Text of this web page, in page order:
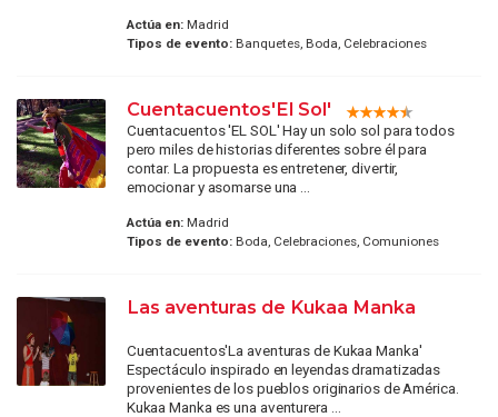
Actúa en:Madrid
Tipos de evento:Banquetes, Boda, Celebraciones
Cuentacuentos'El Sol'
Cuentacuentos 'EL SOL' Hay un solo sol para todos
pero miles de historias diferentes sobre él para
contar. La propuesta es entretener, divertir,
emocionar y asomarse una ...
Actúa en:Madrid
Tipos de evento:Boda, Celebraciones, Comuniones
Las aventuras de Kukaa Manka
Cuentacuentos'La aventuras de Kukaa Manka'
Espectáculo inspirado en leyendas dramatizadas
provenientes de los pueblos originarios de América.
Kukaa Manka es una aventurera ...